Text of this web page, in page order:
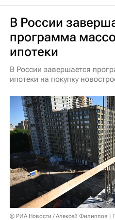
В России
программа
ипотеки
В России завершается
ипотеки на покупку
© РИА Новости / Алексей Филиппов